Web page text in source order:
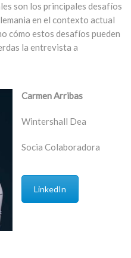
son los principales desafíos
en el contexto actual
cómo estos desafíos pueden
la entrevista a
Carmen Arribas
Wintershall Dea
Socia Colaboradora
LinkedIn